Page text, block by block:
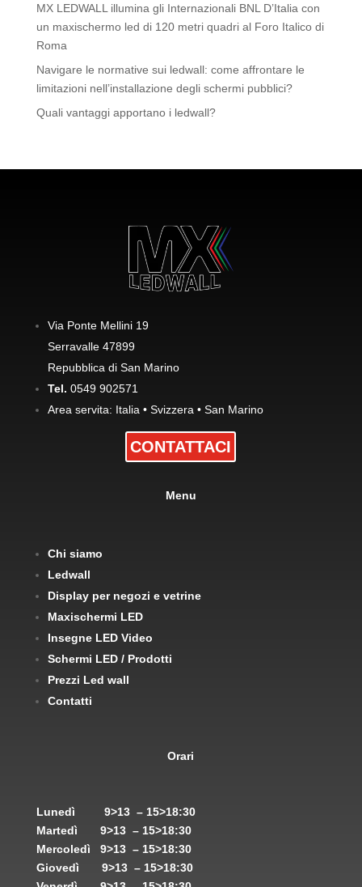
MX LEDWALL illumina gli Internazionali BNL D’Italia con
un maxischermo led di 120 metri quadri al Foro Italico di
Roma
Navigare le normative sui ledwall: come affrontare le
limitazioni nell’installazione degli schermi pubblici?
Quali vantaggi apportano i ledwall?
Via Ponte Mellini 19
Serravalle 47899
Repubblica di San Marino
Tel. 0549 902571
Area servita: Italia • Svizzera • San Marino
CONTATTACI
Menu
Chi siamo
Ledwall
Display per negozi e vetrine
Maxischermi LED
Insegne LED Video
Schermi LED / Prodotti
Prezzi Led wall
Contatti
Orari
Lunedì 9>13 – 15>18:30
Martedì 9>13 – 15>18:30
Mercoledì 9>13 – 15>18:30
Giovedì 9>13 – 15>18:30